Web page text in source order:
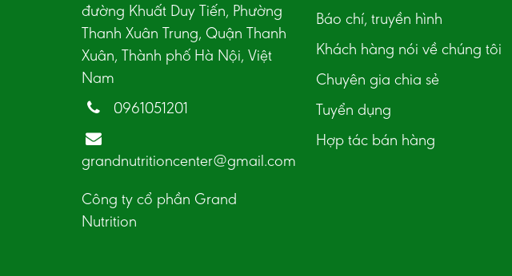
đường Khuất Duy Tiến, Phường
Thanh Xuân Trung, Quận Thanh
Xuân, Thành phố Hà Nội, Việt
Nam
0961051201
grandnutritioncenter@gmail.com
Công ty cổ phần Grand
Nutrition
Báo chí, truyền hình
Khách hàng nói về chúng tôi
Chuyên gia chia sẻ
Tuyển dụng
Hợp tác bán hàng